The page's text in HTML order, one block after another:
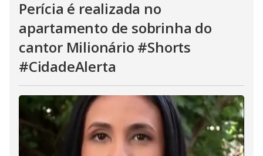
Perícia é realizada no
apartamento de sobrinha do
cantor Milionário #Shorts
#CidadeAlerta